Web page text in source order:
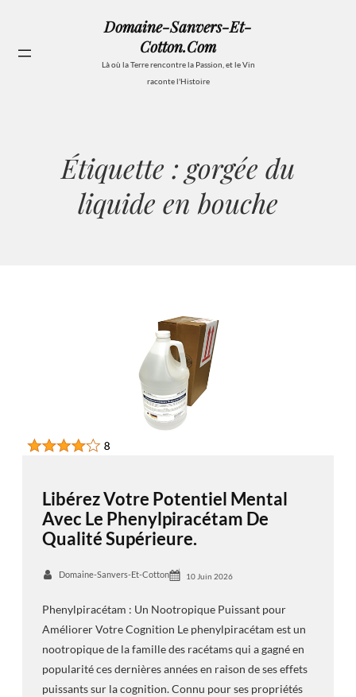
contenu
Domaine-Sanvers-Et-
Cotton.com
Là où la Terre rencontre la Passion, et le Vin
raconte l'Histoire
Étiquette : gorgée du
liquide en bouche
Libérez Votre Potentiel Mental
Avec Le Phenylpiracétam De
Qualité Supérieure.
Domaine-Sanvers-Et-Cotton 10 Juin 2026
Phenylpiracétam : Un Nootropique Puissant pour
Améliorer Votre Cognition Le phenylpiracétam est un
nootropique de la famille des racétams qui a gagné en
popularité ces dernières années en raison de ses effets
puissants sur la cognition. Connu pour ses propriétés